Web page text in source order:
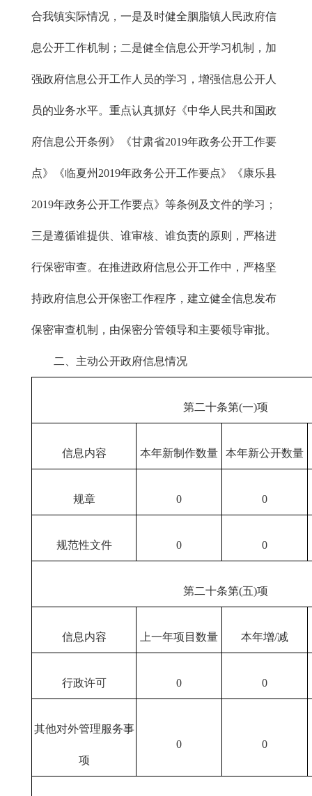
合我镇实际情况，一是及时健全胭脂镇人民政府信
息公开工作机制；二是健全信息公开学习机制，加
强政府信息公开工作人员的学习，增强信息公开人
员的业务水平。重点认真抓好《中华人民共和国政
府信息公开条例》《甘肃省2019年政务公开工作要
点》《临夏州2019年政务公开工作要点》《康乐县
2019年政务公开工作要点》等条例及文件的学习；
三是遵循谁提供、谁审核、谁负责的原则，严格进
行保密审查。在推进政府信息公开工作中，严格坚
持政府信息公开保密工作程序，建立健全信息发布
保密审查机制，由保密分管领导和主要领导审批。
二、主动公开政府信息情况
第二十条第(一)项
信息内容 本年新制作数量 本年新公开数量
规章 0 0
规范性文件 0 0
第二十条第(五)项
信息内容 上一年项目数量 本年增/减
行政许可 0 0
其他对外管理服务事
项
0 0